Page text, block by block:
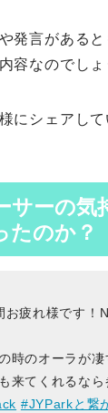
発言があると
容なのでしょ
にシェアして
サーの気
たのか？
お疲れ様です！
時のオーラが凄
来てくれるなら
#JYParkと繋